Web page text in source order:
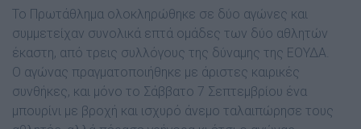
Το Πρωτάθληµα ολοκληρώθηκε σε δύο αγώνες και
συµµετείχαν συνολικά επτά οµάδες των δύο αθλητών
έκαστη, από τρεις συλλόγους της δύναµης της ΕΟΥ∆Α.
Ο αγώνας πραγµατοποιήθηκε µε άριστες καιρικές
συνθήκες, και µόνο το Σάββατο 7 Σεπτεµβρίου ένα
µπουρίνι µε βροχή και ισχυρό άνεµο ταλαιπώρησε τους